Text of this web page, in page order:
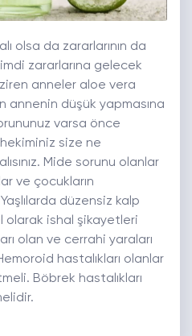
olsa da zararlarının da
zararlarına gelecek
anneler aloe vera
annenin düşük yapmasına
varsa önce
size ne
Mide sorunu olanlar
ve çocukların
düzensiz kalp
olarak ishal şikayetleri
olan ve cerrahi yaraları
hastalıkları olanlar
Böbrek hastalıkları